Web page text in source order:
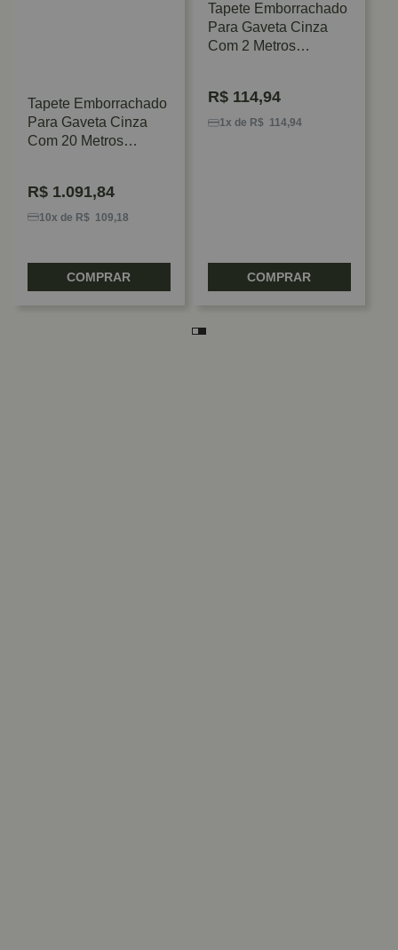
Tapete Emborrachado
Para Gaveta Cinza
Com 20 Metros
R$ 1.091,84
10x de R$ 109,18
COMPRAR
Tapete Emborrachado
Para Gaveta Cinza
Com 2 Metros
R$ 114,94
1x de R$ 114,94
COMPRAR